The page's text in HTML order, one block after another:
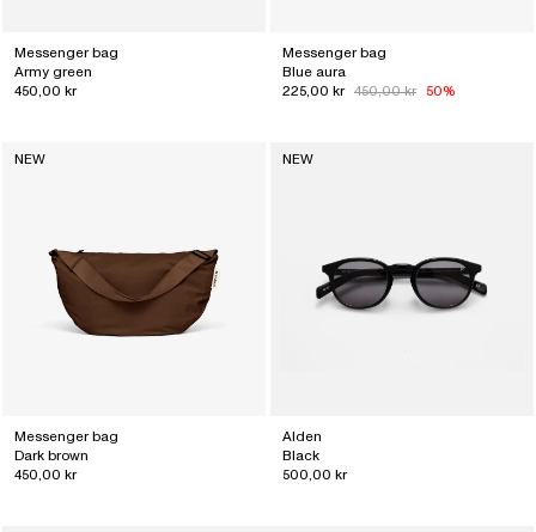
Messenger bag
Army green
450,00 kr
Messenger bag
Blue aura
225,00 kr
450,00 kr 50%
NEW
Messenger bag
Dark brown
450,00 kr
NEW
Alden
Black
500,00 kr